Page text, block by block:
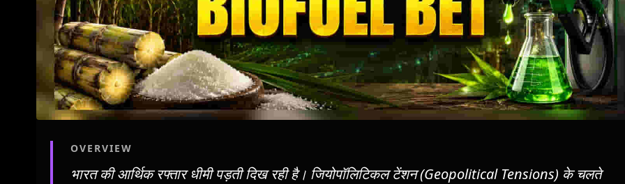
OVERVIEW
भारत की आर्थिक रफ्तार धीमी पड़ती दिख रही है। जियोपॉलिटिकल टेंशन (Geopolitical Tensions) के चलते